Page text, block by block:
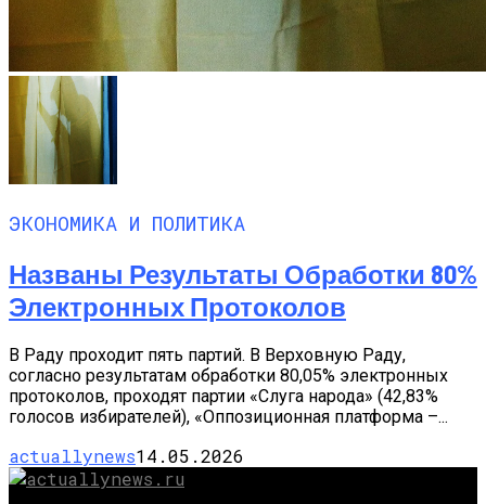
ЭКОНОМИКА И ПОЛИТИКА
Названы Результаты Обработки 80%
Электронных Протоколов
В Раду проходит пять партий. В Верховную Раду,
согласно результатам обработки 80,05% электронных
протоколов, проходят партии «Слуга народа» (42,83%
голосов избирателей), «Оппозиционная платформа –...
actuallynews14.05.2026